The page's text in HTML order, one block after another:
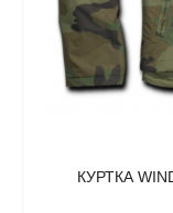
КУРТКА